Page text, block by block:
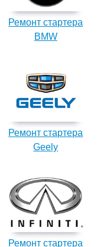
Ремонт стартера
BMW
Ремонт стартера
Geely
Ремонт стартера